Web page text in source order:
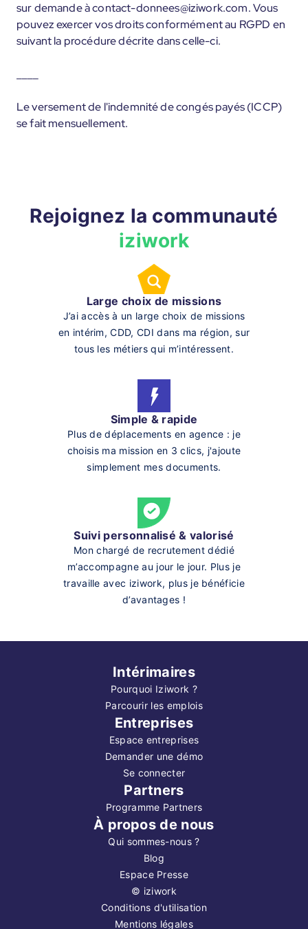
sur demande à contact-donnees@iziwork.com. Vous
pouvez exercer vos droits conformément au RGPD en
suivant la procédure décrite dans celle-ci.
Le versement de l'indemnité de congés payés (ICCP)
se fait mensuellement.
Rejoignez la communauté
iziwork
Large choix de missions
J’ai accès à un large choix de missions
en intérim, CDD, CDI dans ma région, sur
tous les métiers qui m’intéressent.
Simple & rapide
Plus de déplacements en agence : je
choisis ma mission en 3 clics, j'ajoute
simplement mes documents.
Suivi personnalisé & valorisé
Mon chargé de recrutement dédié
m’accompagne au jour le jour. Plus je
travaille avec iziwork, plus je bénéficie
d’avantages !
Intérimaires
Pourquoi Iziwork ?
Parcourir les emplois
Entreprises
Espace entreprises
Demander une démo
Se connecter
Partners
Programme Partners
À propos de nous
Qui sommes-nous ?
Blog
Espace Presse
© iziwork
Conditions d'utilisation
Mentions légales